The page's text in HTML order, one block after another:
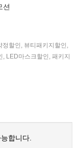
션
정할인 , 뷰티패키지할인 ,
, LED마스크할인 , 패키지
합니다.